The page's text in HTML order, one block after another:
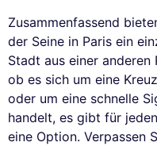
Zusammenfassend
der Seine in Paris ein
Stadt aus einer
ob es sich um eine
oder um eine schnelle
handelt, es gibt für
eine Option. Verpassen